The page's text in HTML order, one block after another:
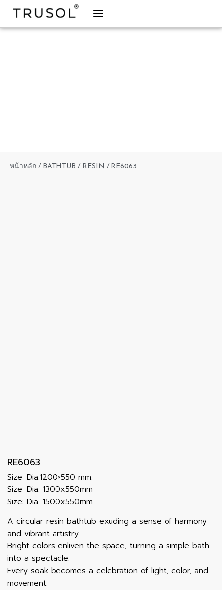
หน้าหลัก / BATHTUB / RESIN / RE6063
RE6063
Size: Dia.1200×550 mm.
Size: Dia. 1300x550mm
Size: Dia. 1500x550mm
A circular resin bathtub exuding a sense of harmony
and vibrant artistry.
Bright colors enliven the space, turning a simple bath
into a spectacle.
Every soak becomes a celebration of light, color, and
movement.